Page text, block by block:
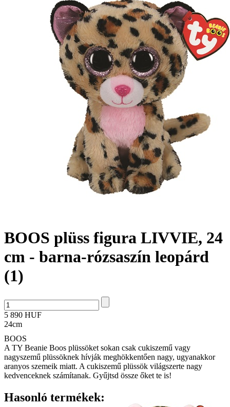
BOOS plüss figura LIVVIE, 24
cm - barna-rózsaszín leopárd
(1)
5 890 HUF
24cm
BOOS
A TY Beanie Boos plüssöket sokan csak cukiszemű vagy
nagyszemű plüssöknek hívják meghökkentően nagy, ugyanakkor
aranyos szemeik miatt. A cukiszemű plüssök világszerte nagy
kedvenceknek számítanak. Gyűjtsd össze őket te is!
Hasonló termékek: